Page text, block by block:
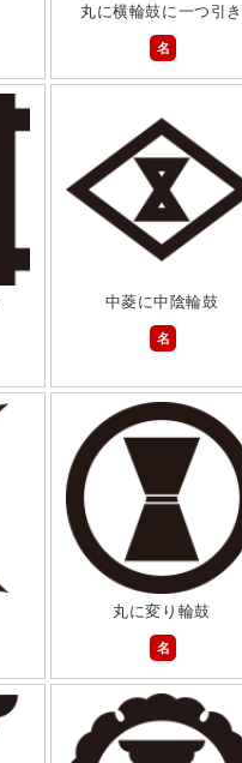
丸に横輪鼓に一つ引き
名
中菱に中陰輪鼓
名
丸に変り輪鼓
名